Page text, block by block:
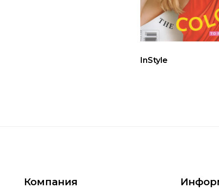
InStyle
Компания